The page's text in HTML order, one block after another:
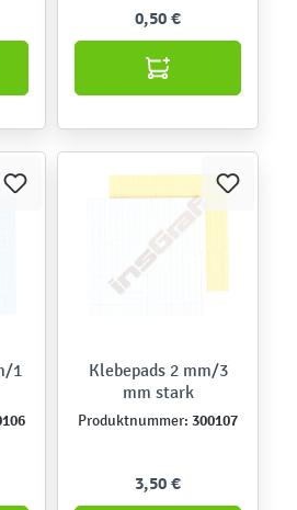
0,50 €
1
Klebepads 2 mm/3
mm stark
Produktnummer: 300107
3,50 €